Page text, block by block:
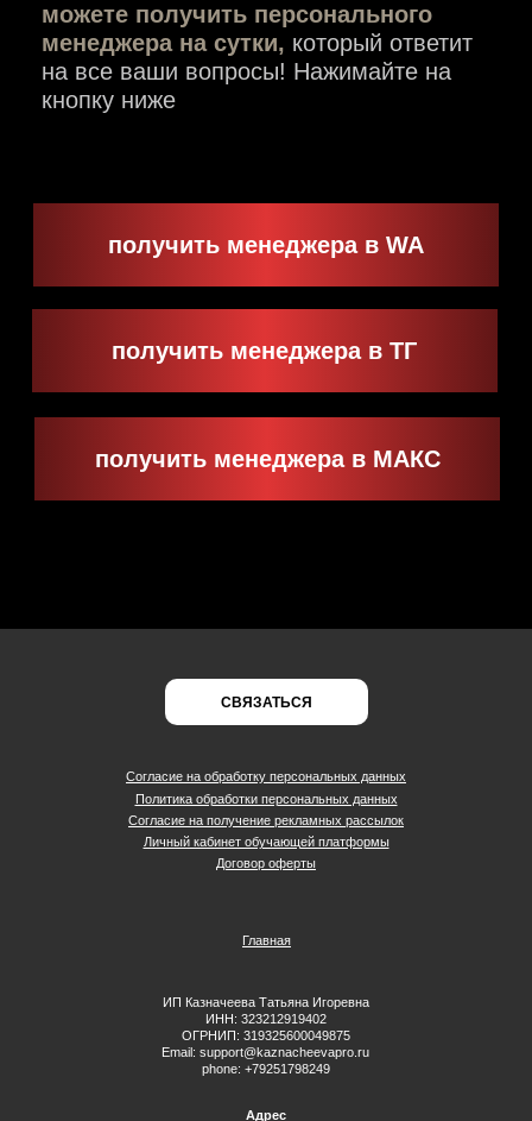
СВЯЗАТЬСЯ
Главная
Согласие на обработку персональных данных
Политика обработки персональных данных
Согласие на получение рекламных рассылок
Личный кабинет обучающей платформы
Договор оферты
ИП Казначеева Татьяна Игоревна
ИНН: 323212919402
ОГРНИП: 319325600049875
Email: support@kaznacheevapro.ru
phone: +79251798249
Адрес